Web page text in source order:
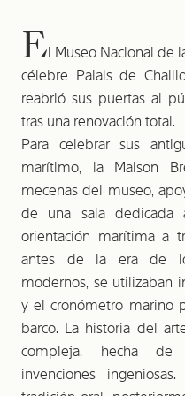
El Museo Nacional de
célebre Palais de
reabrió sus puertas al
tras una renovación total.
Para celebrar sus
marítimo, la Maison
mecenas del museo,
de una sala dedicada
orientación marítima a
antes de la era de
modernos, se utilizaban
y el cronómetro marino
barco. La historia del
compleja, hecha de
invenciones